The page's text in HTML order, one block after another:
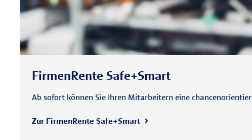
FirmenRente Safe+Smart
Ab sofort können Sie Ihren Mitarbeitern eine
Zur FirmenRente Safe+Smart